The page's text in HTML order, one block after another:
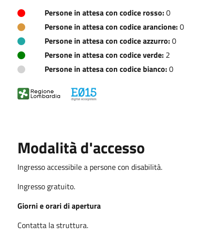
Persone in attesa con codice rosso:0
Persone in attesa con codice arancione:0
Persone in attesa con codice azzurro:0
Persone in attesa con codice verde: 2
Persone in attesa con codice bianco:0
Modalità d'accesso
Ingresso accessibile a persone con disabilità.
Ingresso gratuito.
Giorni e orari di apertura
Contatta la struttura.